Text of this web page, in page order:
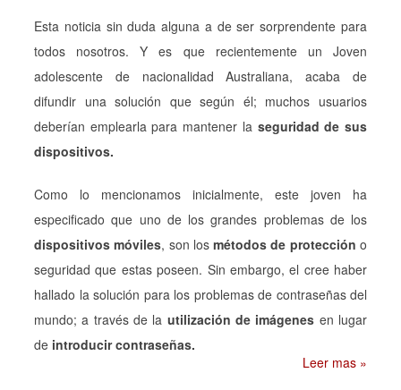
Esta noticia sin duda alguna a de ser sorprendente para
todos nosotros. Y es que recientemente un Joven
adolescente de nacionalidad Australiana, acaba de
difundir una solución que según él; muchos usuarios
deberían emplearla para mantener la seguridad de sus
dispositivos.
Como lo mencionamos inicialmente, este joven ha
especificado que uno de los grandes problemas de los
dispositivos móviles, son losmétodos de protección o
seguridad que estas poseen. Sin embargo, el cree haber
hallado la solución para los problemas de contraseñas del
mundo; a través de la utilización de imágenes en lugar
de introducir contraseñas.
Leer mas »